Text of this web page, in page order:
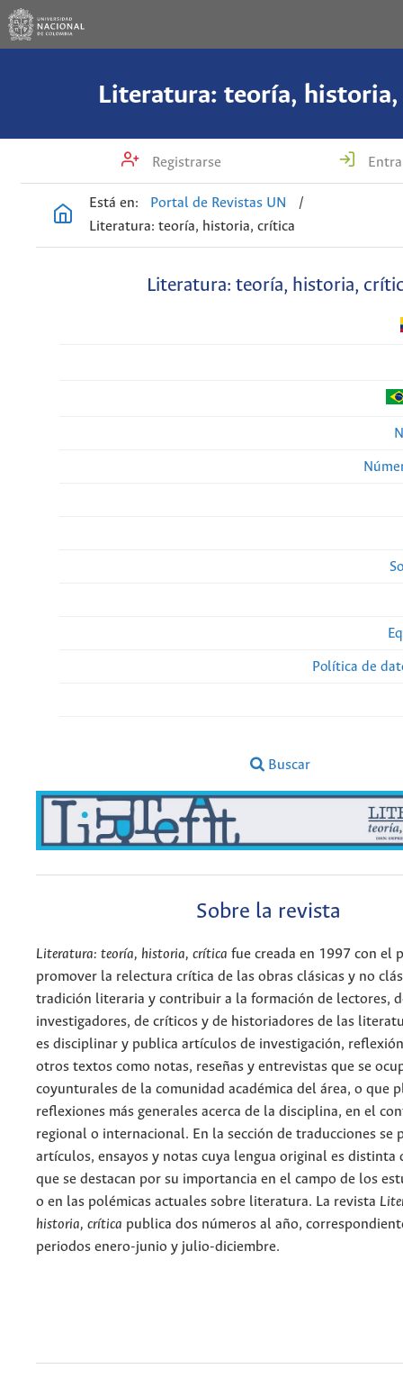
Literatura: teoría,
Registrarse
Está en: Portal de Revistas UN
/
Literatura: teoría, historia, crítica
Literatura: teoría, historia,
Política de
Buscar
Sobre la revista
Literatura: teoría, historia, crítica fue creada en 1997 con el
promover la relectura crítica de las obras clásicas y no
tradición literaria y contribuir a la formación de lectores,
investigadores, de críticos y de historiadores de las
es disciplinar y publica artículos de investigación,
otros textos como notas, reseñas y entrevistas que se
coyunturales de la comunidad académica del área, o que
reflexiones más generales acerca de la disciplina, en el
regional o internacional. En la sección de traducciones se
artículos, ensayos y notas cuya lengua original es distinta
que se destacan por su importancia en el campo de los
o en las polémicas actuales sobre literatura. La revista
historia, crítica publica dos números al año,
periodos enero-junio y julio-diciembre.